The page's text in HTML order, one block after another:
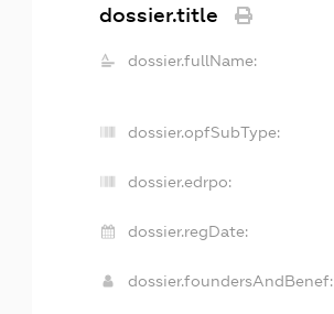
dossier.title
dossier.fullName:
dossier.opfSubType:
dossier.edrpo:
dossier.regDate:
dossier.foundersAndBenef: